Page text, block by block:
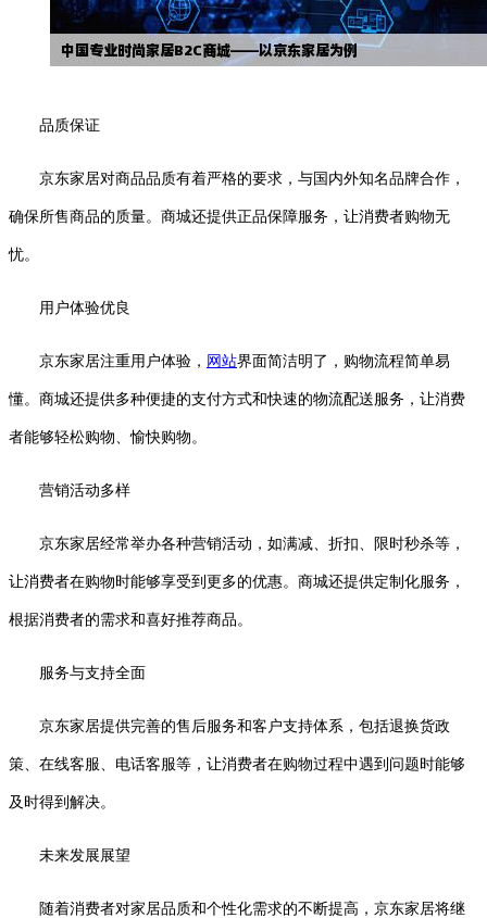
品质保证
京东家居对商品品质有着严格的要求，与国内外知名品牌合作，
确保所售商品的质量。商城还提供正品保障服务，让消费者购物无
忧。
用户体验优良
京东家居注重用户体验， 网站界面简洁明了，购物流程简单易
懂。商城还提供多种便捷的支付方式和快速的物流配送服务，让消费
者能够轻松购物、愉快购物。
营销活动多样
京东家居经常举办各种营销活动，如满减、折扣、限时秒杀等，
让消费者在购物时能够享受到更多的优惠。商城还提供定制化服务，
根据消费者的需求和喜好推荐商品。
服务与支持全面
京东家居提供完善的售后服务和客户支持体系，包括退换货政
策、在线客服、电话客服等，让消费者在购物过程中遇到问题时能够
及时得到解决。
未来发展展望
随着消费者对家居品质和个性化需求的不断提高，京东家居将继